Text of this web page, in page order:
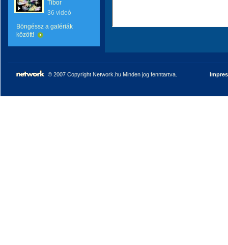
Tibor
36 videó
Böngéssz a galériák
között!
© 2007 Copyright Network.hu Minden jog fenntartva.